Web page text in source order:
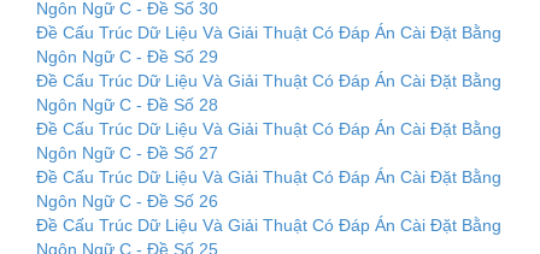
Ngôn Ngữ C - Đề Số 30
Đề Cấu Trúc Dữ Liệu Và Giải Thuật Có Đáp Án Cài Đặt Bằng
Ngôn Ngữ C - Đề Số 29
Đề Cấu Trúc Dữ Liệu Và Giải Thuật Có Đáp Án Cài Đặt Bằng
Ngôn Ngữ C - Đề Số 28
Đề Cấu Trúc Dữ Liệu Và Giải Thuật Có Đáp Án Cài Đặt Bằng
Ngôn Ngữ C - Đề Số 27
Đề Cấu Trúc Dữ Liệu Và Giải Thuật Có Đáp Án Cài Đặt Bằng
Ngôn Ngữ C - Đề Số 26
Đề Cấu Trúc Dữ Liệu Và Giải Thuật Có Đáp Án Cài Đặt Bằng
Ngôn Ngữ C - Đề Số 25